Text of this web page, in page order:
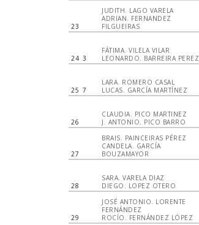
23
JUDITH. LAGO VARELA
ADRIAN. FERNANDEZ
FILGUEIRAS
24 3
FÁTIMA. VILELA VILAR
LEONARDO. BARREIRA PEREZ
25 7
LARA. ROMERO CASAL
LUCAS. GARCÍA MARTÍNEZ
26
CLAUDIA. PICO MARTINEZ
J. ANTONIO. PICO BARRO
27
BRAIS. PAINCEIRAS PÉREZ
CANDELA. GARCÍA
BOUZAMAYOR
28
SARA. VARELA DIAZ
DIEGO. LOPEZ OTERO
29
JOSÉ ANTONIO. LORENTE
FERNÁNDEZ
ROCÍO. FERNÁNDEZ LÓPEZ